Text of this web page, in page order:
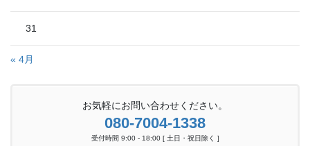
31
« 4月
お気軽にお問い合わせください。
080-7004-1338
受付時間 9:00 - 18:00 [ 土日・祝日除く ]